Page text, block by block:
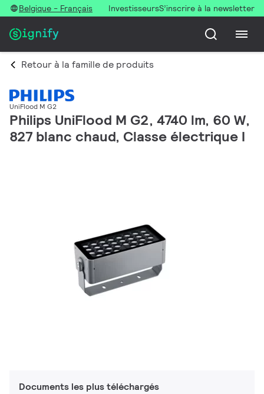
Belgique - Français InvestisseursS’inscrire à la newsletter
Retour à la famille de produits
UniFlood M G2
Philips UniFlood M G2, 4740 lm, 60 W,
827 blanc chaud, Classe électrique I
Documents les plus téléchargés